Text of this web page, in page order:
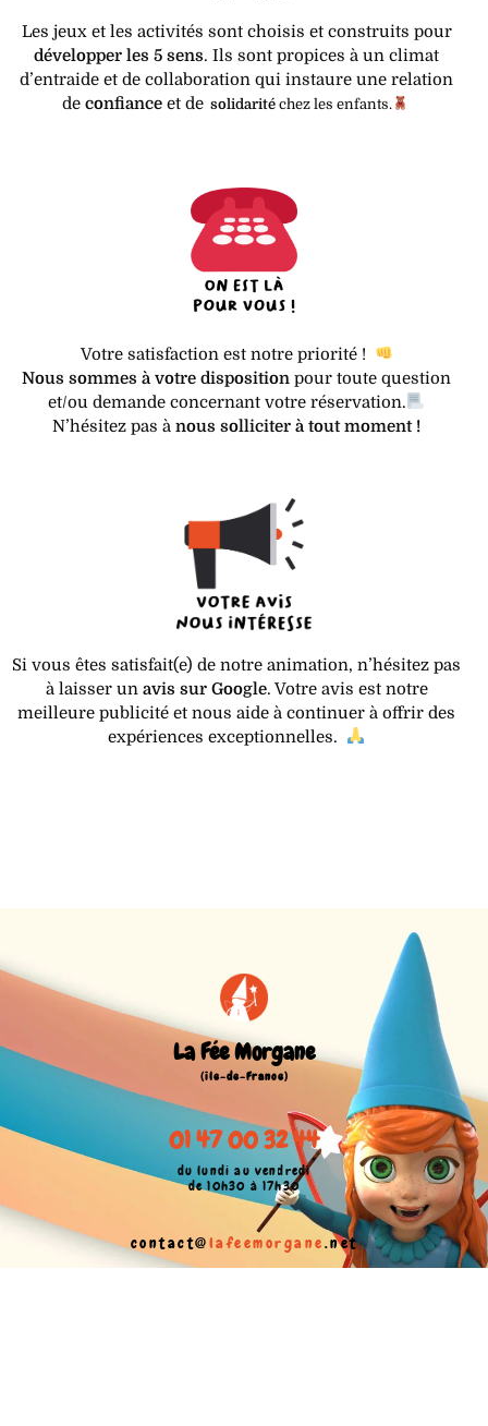
Les jeux et les activités sont choisis et construits pour
développer les 5 sens. Ils sont propices à un climat
d’entraide et de collaboration qui instaure une relation
de confiance et de solidarité chez les enfants.
Votre satisfaction est notre priorité !
Nous sommes à votre disposition pour toute question
et/ou demande concernant votre réservation.
N’hésitez pas ànous solliciter à tout moment !
Si vous êtes satisfait(e) de notre animation, n’hésitez pas
à laisser un avis sur Google. Votre avis est notre
meilleure publicité et nous aide à continuer à offrir des
expériences exceptionnelles.
La Fée Morgane
(île-de-France)
01 47 00 32 44
du lundi au vendredi
de 10h30 à 17h30
contact@lafeemorgane.net